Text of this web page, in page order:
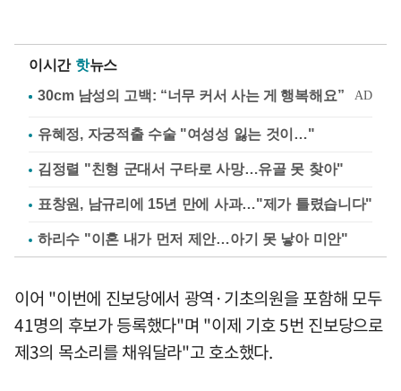
이시간 핫뉴스
유혜정, 자궁적출 수술 "여성성 잃는 것이…"
김정렬 "친형 군대서 구타로 사망…유골 못 찾아"
표창원, 남규리에 15년 만에 사과…"제가 틀렸습니다"
하리수 "이혼 내가 먼저 제안…아기 못 낳아 미안"
이어 "이번에 진보당에서 광역·기초의원을 포함해 모두
41명의 후보가 등록했다"며 "이제 기호 5번 진보당으로
제3의 목소리를 채워달라"고 호소했다.